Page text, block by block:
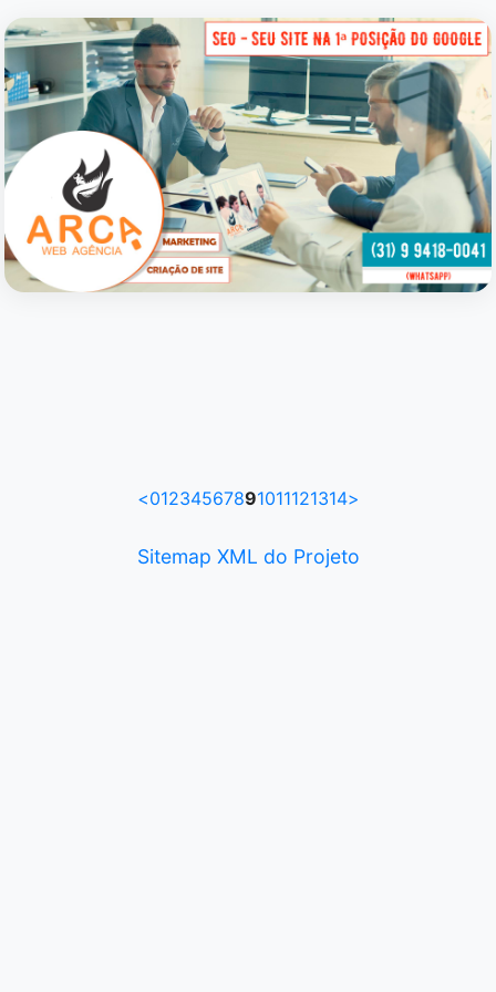
<01234567891011121314>
Sitemap XML do Projeto